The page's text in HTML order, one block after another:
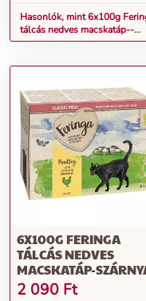
Hasonlók, mint 6x100g
tálcás nedves macskatáp--
Vegyes csomag II. (6 fajtával)
6X100G FERINGA
TÁLCÁS NEDVES
MACSKATÁP-
2 090 Ft